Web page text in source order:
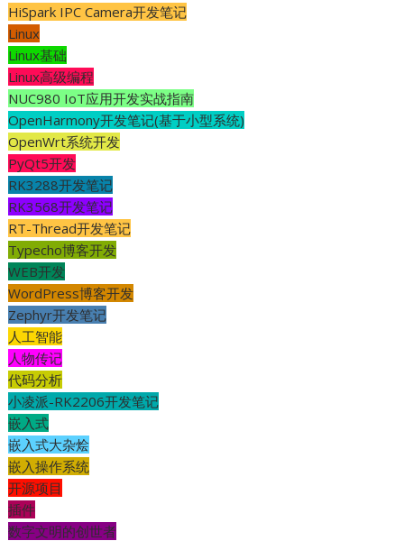
HiSpark IPC Camera开发笔记
Linux
Linux基础
Linux高级编程
NUC980 IoT应用开发实战指南
OpenHarmony开发笔记(基于小型系统)
OpenWrt系统开发
PyQt5开发
RK3288开发笔记
RK3568开发笔记
RT-Thread开发笔记
Typecho博客开发
WEB开发
WordPress博客开发
Zephyr开发笔记
人工智能
人物传记
代码分析
小凌派-RK2206开发笔记
嵌入式
嵌入式大杂烩
嵌入操作系统
开源项目
插件
数字文明的创世者